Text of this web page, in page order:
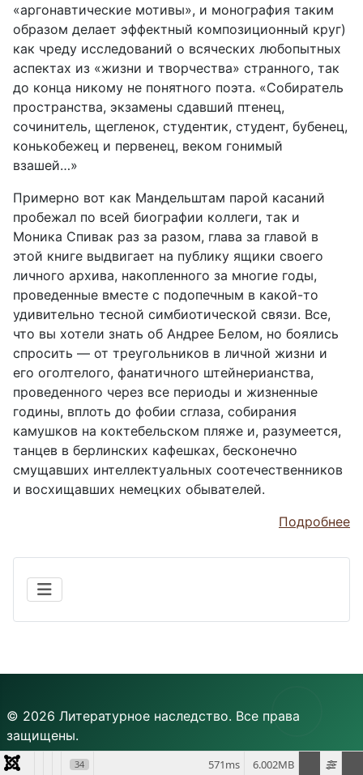
«аргонавтические мотивы», и монография таким
образом делает эффектный композиционный круг)
как чреду исследований о всяческих любопытных
аспектах из «жизни и творчества» странного, так
до конца никому не понятного поэта. «Собиратель
пространства, экзамены сдавший птенец,
сочинитель, щегленок, студентик, студент, бубенец,
конькобежец и первенец, веком гонимый
взашей…»
Примерно вот как Мандельштам парой касаний
пробежал по всей биографии коллеги, так и
Моника Спивак раз за разом, глава за главой в
этой книге выдвигает на публику ящики своего
личного архива, накопленного за многие годы,
проведенные вместе с подопечным в какой-то
удивительно тесной симбиотической связи. Все,
что вы хотели знать об Андрее Белом, но боялись
спросить — от треугольников в личной жизни и
его оголтелого, фанатичного штейнерианства,
проведенного через все периоды и жизненные
годины, вплоть до фобии сглаза, собирания
камушков на коктебельском пляже и, разумеется,
танцев в берлинских кафешках, бесконечно
смущавших интеллектуальных соотечественников
и восхищавших немецких обывателей.
Подробнее
© 2026 Литературное наследство. Все права
защищены.
34 6.002MB
571ms